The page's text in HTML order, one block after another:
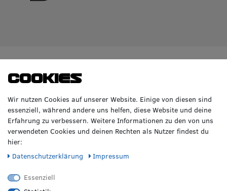
GERNE!
Heinrich-Hasemeier-Straße 36
49076 Osnabrück
Telefon: 0541 / 800 085 06
WhatsApp: 0541 / 800 085 06
Fax: 0541 / 40 99 084
BMW
Mercedes Benz
AMG
Audi
Sonstige Marken
Cookies
Wir nutzen Cookies auf unserer Website. Einige von diesen sind
essenziell, während andere uns helfen, diese Website und deine
Erfahrung zu verbessern. Weitere Informationen zu den von uns
verwendeten Cookies und deinen Rechten als Nutzer findest du
hier:
Daten­schutz­erklärung
Impressum
Essenziell